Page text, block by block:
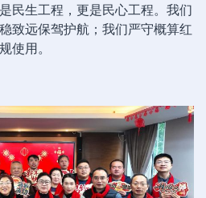
民生工程，更是民心工程。我们
致远保驾护航；我们严守概算红
使用。